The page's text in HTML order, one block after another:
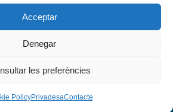
Acceptar
Denegar
les preferències
PolicyPrivadesaContacte
Instagram
Flickr
QUI SOM
PROGRAMES
SOSTENIBLE
AVÍS LEGAL
2026 - Xarxa Vives d'Universitats